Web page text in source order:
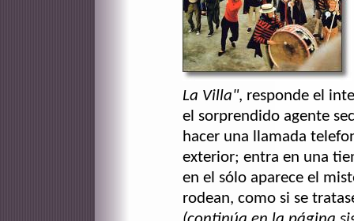
La Villa", responde el
el sorprendido agente
hacer una llamada
exterior; entra en una
en el sólo aparece el
rodean, como si se